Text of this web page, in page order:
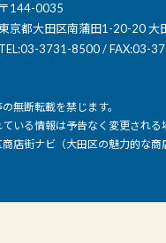
〒144-0035
東京都大田区南蒲田1-20-20 大
TEL:03-3731-8500 / FAX:03-
無断転載を禁じます。
いる情報は予告なく変更される
店街ナビ（大田区の魅力的な商